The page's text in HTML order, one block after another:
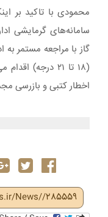
محمودی با تاکید بر
سامانه‌های گرمایشی
گاز با مراجعه مستمر
(۱۸ تا ۲۱ درجه)
اخطار کتبی و بازرسی
News//285559